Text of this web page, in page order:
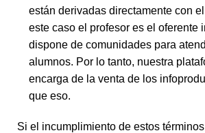
están derivadas directamente con
este caso el profesor es el oferente
dispone de comunidades para
alumnos. Por lo tanto, nuestra
encarga de la venta de los
que eso.
Si el incumplimiento de estos